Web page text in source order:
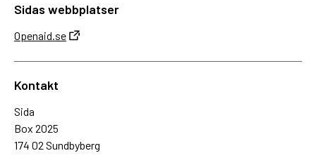
Sidas webbplatser
Openaid.se
Kontakt
Sida
Box 2025
174 02 Sundbyberg